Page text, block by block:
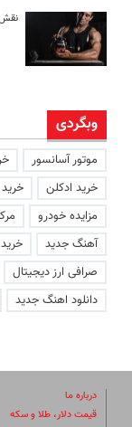
نقش
وبگردی
موتور آسانسور
خرید ادکلن
مزایده خودرو
آهنگ جدید
صرافی ارز دیجیتال
دانلود اهنگ جدید
درباره ما
قیمت دلار، طلا و سکه